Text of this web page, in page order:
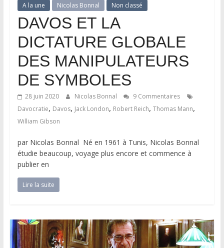
A la une Nicolas Bonnal Non classé
DAVOS ET LA
DICTATURE GLOBALE
DES MANIPULATEURS
DE SYMBOLES
28 juin 2020 Nicolas Bonnal
9 Commentaires
Davocratie, Davos, Jack London, Robert Reich, Thomas Mann,
William Gibson
par Nicolas Bonnal Né en 1961 à Tunis, Nicolas Bonnal
étudie beaucoup, voyage plus encore et commence à
publier en
Lire la suite